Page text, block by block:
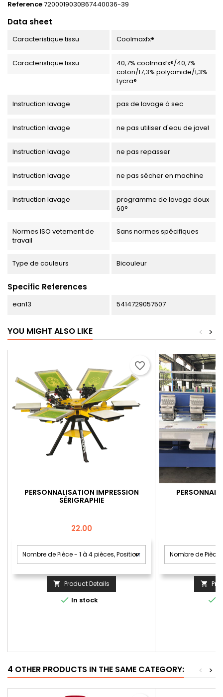
Reference7200019030B67440036-39
Data sheet
Caracteristique tissu Coolmaxfx®
Caracteristique tissu
40,7% coolmaxfx®/40,7%
coton/17,3% polyamide/1,3%
Lycra®
Instruction lavage pas de lavage à sec
Instruction lavage ne pas utiliser d'eau de javel
Instruction lavage ne pas repasser
Instruction lavage ne pas sécher en machine
Instruction lavage
programme de lavage doux
60°
Normes ISO vetement de
travail
Sans normes spécifiques
Type de couleurs Bicouleur
Specific References
ean13 5414729057507
YOU MIGHT ALSO LIKE >
<
PERSONNALISATION IMPRESSION
SÉRIGRAPHIE
Price
22.00
 Product Details
 In stock
favorite_border


4 OTHER PRODUCTS IN THE SAME CATEGORY: >
<